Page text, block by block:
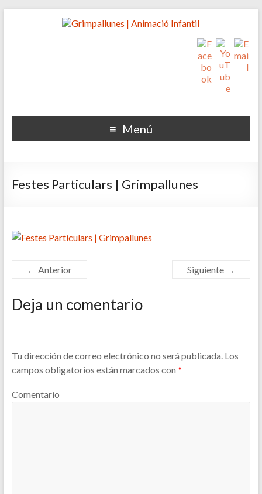
Menú
Festes Particulars | Grimpallunes
← Anterior Siguiente →
Deja un comentario
Tu dirección de correo electrónico no será publicada.Los
campos obligatorios están marcados con *
Comentario